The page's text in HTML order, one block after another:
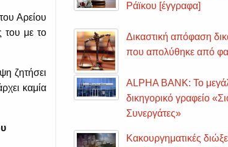
Αρείου
του με το
ζητήσει
καμία
Ράϊκου [έγγραφα]
Δικαστική απόφαση
που απολύθηκε από
ALPHA BANK: Το
δικηγορικό γραφείο
Συνεργάτες»
Κακουργηματικές